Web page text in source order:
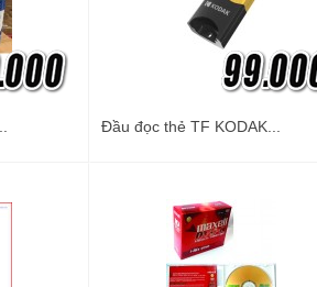
Đầu đọc thẻ TF KODAK...